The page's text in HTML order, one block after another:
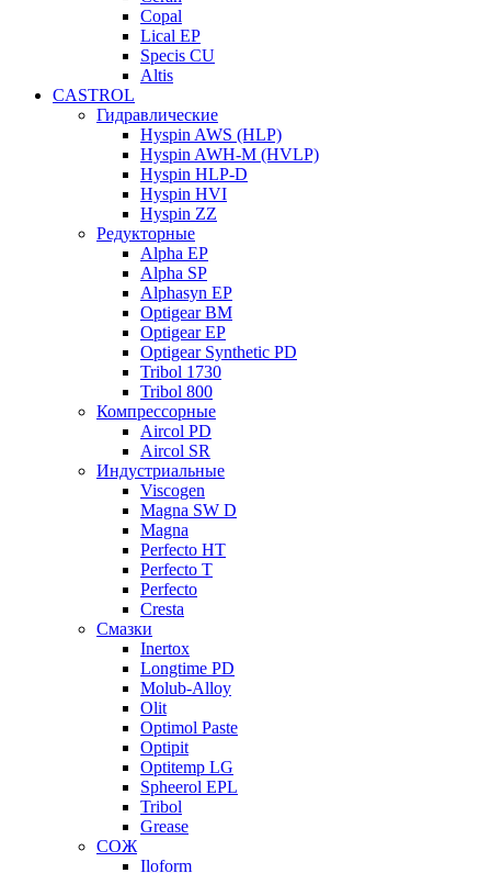
Copal
Lical EP
Specis CU
Altis
CASTROL
Гидравлические
Hyspin AWS (HLP)
Hyspin AWH-M (HVLP)
Hyspin HLP-D
Hyspin HVI
Hyspin ZZ
Редукторные
Alpha EP
Alpha SP
Alphasyn EP
Optigear BM
Optigear EP
Optigear Synthetic PD
Tribol 1730
Tribol 800
Компрессорные
Aircol PD
Aircol SR
Индустриальные
Viscogen
Magna SW D
Magna
Perfecto HT
Perfecto T
Perfecto
Cresta
Смазки
Inertox
Longtime PD
Molub-Alloy
Olit
Optimol Paste
Optipit
Optitemp LG
Spheerol EPL
Tribol
Grease
СОЖ
Iloform